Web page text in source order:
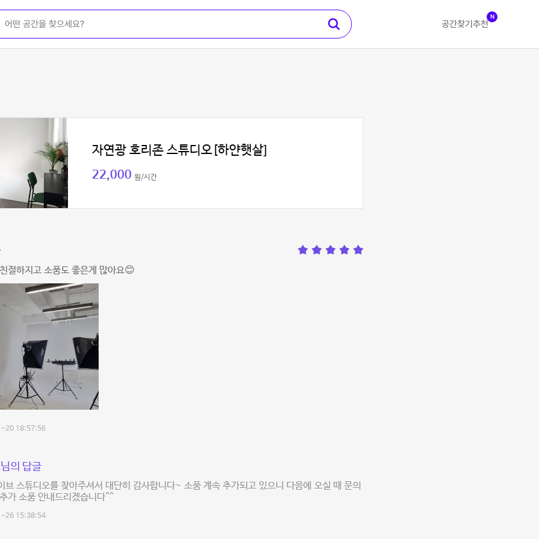
공간찾기 추천
N
자연광 호리존 스튜디오[하얀햇살]
22,000 원/시간
절하지고 소품도 좋은게 많아요😊
20 18:57:56
의 답글
브 스튜디오를 찾아주셔서 대단히 감사합니다~ 소품 계속 추가되고 있으니 다음에 오실 때 문의
가 소품 안내드리겠습니다^^
26 15:38:54